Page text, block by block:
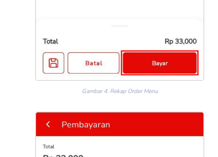
Gambar 4. Rekap Order Menu